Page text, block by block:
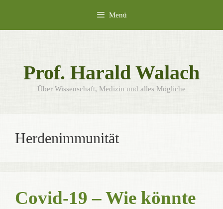
springen
Menü
Prof. Harald Walach
Über Wissenschaft, Medizin und alles Mögliche
Herdenimmunität
Covid-19 – Wie könnte